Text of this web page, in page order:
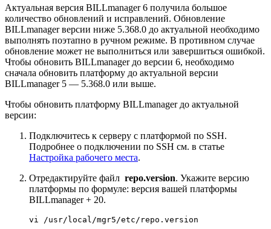
Актуальная версия BILLmanager 6 получила большое
количество обновлений и исправлений. Обновление
BILLmanager версии ниже 5.368.0 до актуальной необходимо
выполнять поэтапно в ручном режиме. В противном случае
обновление может не выполниться или завершиться ошибкой.
Чтобы обновить BILLmanager до версии 6, необходимо
сначала обновить платформу до актуальной версии
BILLmanager 5 — 5.368.0 или выше.
Чтобы обновить платформу BILLmanager до актуальной
версии:
Подключитесь к серверу с платформой по SSH.
Подробнее о подключении по SSH см. в статье
Настройка рабочего места.
Отредактируйте файл repo.version. Укажите версию
платформы по формуле: версия вашей платформы
BILLmanager + 20.
vi /usr/local/mgr5/etc/repo.version